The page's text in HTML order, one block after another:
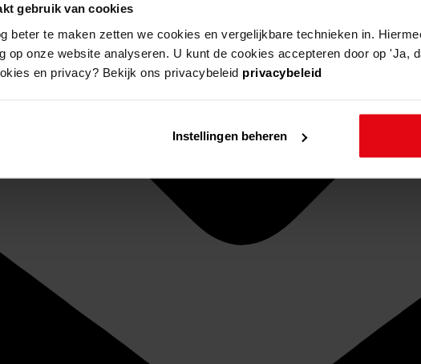
gebruik van cookies
beter te maken zetten we cookies en vergelijkbare technieken in.
op onze website analyseren. U kunt de cookies accepteren door op 'Ja,
en privacy? Bekijk ons privacybeleid privacybeleid
Instellingen beheren